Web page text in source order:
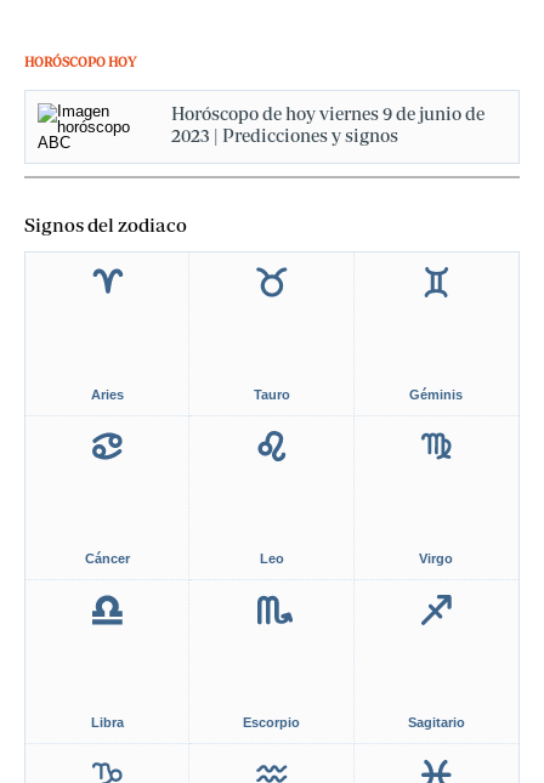
HORÓSCOPO HOY
Horóscopo de hoy viernes 9 de junio de
2023 | Predicciones y signos
Signos del zodiaco
Aries Tauro Géminis
Cáncer Leo Virgo
Libra Escorpio Sagitario